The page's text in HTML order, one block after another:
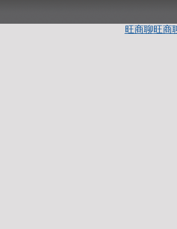
旺商聊旺商